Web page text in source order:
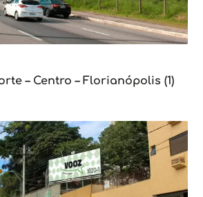
– Centro – Florianópolis (1)